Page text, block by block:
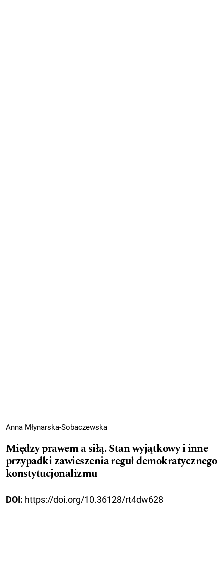
Anna Młynarska-Sobaczewska
Między prawem a siłą. Stan wyjątkowy i inne
przypadki zawieszenia reguł demokratycznego
konstytucjonalizmu
DOI: https://doi.org/10.36128/rt4dw628